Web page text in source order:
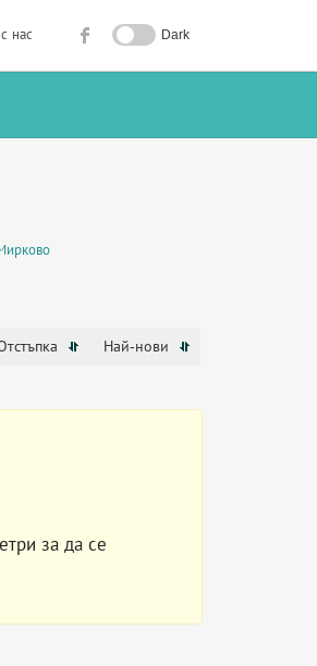
нас Dark
Най-нови
за да се